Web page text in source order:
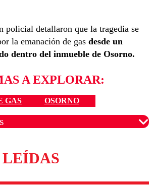
policial detallaron que la tragedia se
la emanación de gas desde un
dentro del inmueble de Osorno.
A EXPLORAR:
GAS OSORNO
son moderados para garantizar un
diálogo respetuoso.